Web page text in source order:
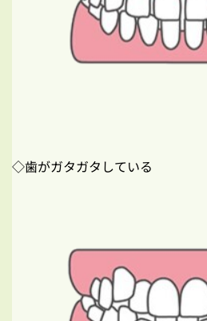
◇歯がガタガタしている